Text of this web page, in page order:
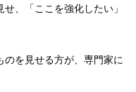
、「ここを強化したい」
を見せる方が、専門家に